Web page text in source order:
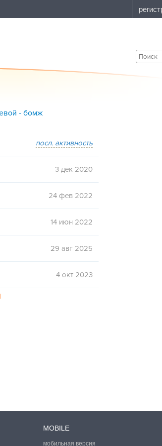
- бомж
посл. активность
3 дек 2020
24 фев 2022
14 июн 2022
29 авг 2025
4 окт 2023
MOBILE
мобильная версия